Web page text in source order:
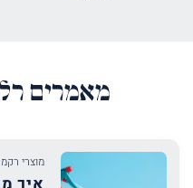
מאמרים
מוצרי